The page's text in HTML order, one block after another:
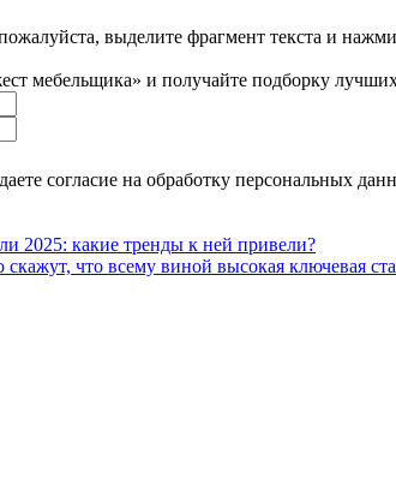
выделите фрагмент текста и
мебельщика» и получайте подборку
согласие на обработку персональных
2025: какие тренды к ней привели?
что всему виной высокая ключевая